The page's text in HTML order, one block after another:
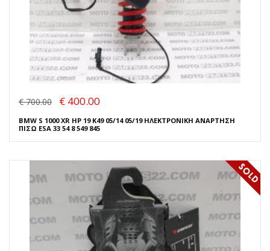
€ 700.00 € 400.00
BMW S 1000 XR HP 19 K49 05/14 05/19 ΗΛΕΚΤΡΟΝΙΚΗ ΑΝΑΡΤΗΣΗ
ΠΙΣΩ ESA 33 54 8 549 845